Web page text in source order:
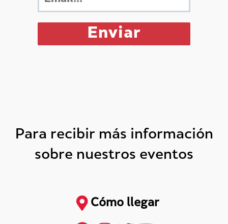
Para recibir más información
sobre nuestros eventos
Cómo llegar